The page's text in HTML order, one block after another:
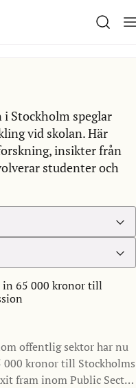
Stockholm speglar
vid skolan. Här
insikter från
studenter och
in 65 000 kronor till
offentlig sektor har nu
000 kronor till Stockholms
fram inom Public Sector